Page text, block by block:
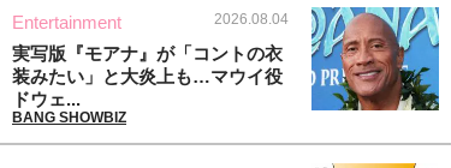
Entertainment 2026.08.04
実写版『モアナ』が「コントの衣
装みたい」と大炎上も…マウイ役
ドウェ...
BANG SHOWBIZ